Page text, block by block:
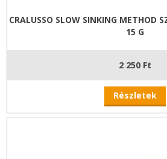
CRALUSSO SLOW SINKING METHOD
15 G
2 250 Ft
Részletek